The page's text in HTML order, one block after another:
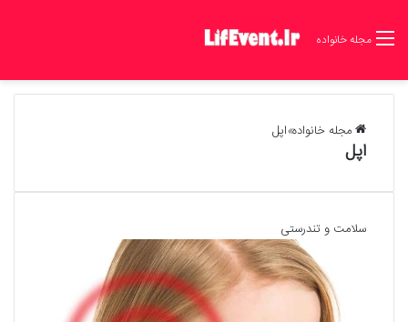
مجله خانواده
مجله خانواده»اپل
اپل
سلامت و تندرستی